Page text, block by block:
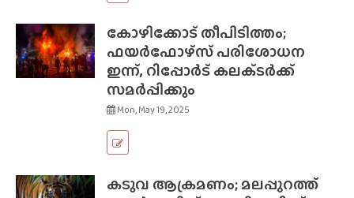
കോഴിക്കോട് തീപിടിത്തം;
ഫയർഫോഴ്‌സ് പരിശോധന
ഇന്ന്, റിപ്പോർട് കലക്‌ടർക്ക്
സമർപ്പിക്കും
Mon, May 19, 2025
കടുവ ആക്രമണം; മലപ്പുറത്ത്